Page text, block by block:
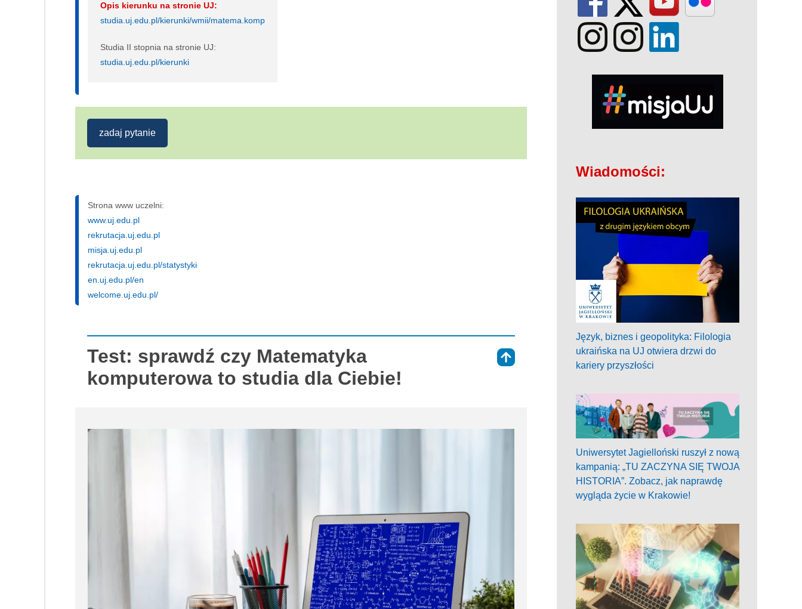
Opis kierunku na stronie UJ:
studia.uj.edu.pl/kierunki/wmii/matema.komp
Studia II stopnia na stronie UJ:
studia.uj.edu.pl/kierunki
zadaj pytanie
Strona www uczelni:
www.uj.edu.pl
rekrutacja.uj.edu.pl
misja.uj.edu.pl
rekrutacja.uj.edu.pl/statystyki
en.uj.edu.pl/en
welcome.uj.edu.pl/
Test: sprawdź czy Matematyka
komputerowa to studia dla Ciebie!
Wiadomości:
Język, biznes i geopolityka: Filologia
ukraińska na UJ otwiera drzwi do
kariery przyszłości
Uniwersytet Jagielloński ruszył z nową
kampanią: „TU ZACZYNA SIĘ TWOJA
HISTORIA”. Zobacz, jak naprawdę
wygląda życie w Krakowie!